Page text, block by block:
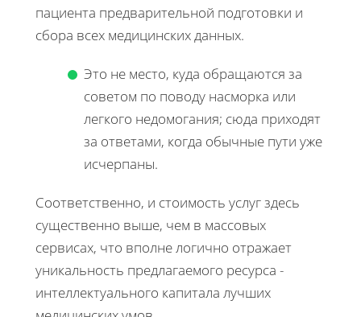
пациента предварительной подготовки и
сбора всех медицинских данных.
Это не место, куда обращаются за
советом по поводу насморка или
легкого недомогания; сюда приходят
за ответами, когда обычные пути уже
исчерпаны.
Соответственно, и стоимость услуг здесь
существенно выше, чем в массовых
сервисах, что вполне логично отражает
уникальность предлагаемого ресурса -
интеллектуального капитала лучших